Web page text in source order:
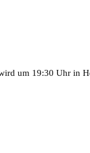
um 19:30 Uhr in